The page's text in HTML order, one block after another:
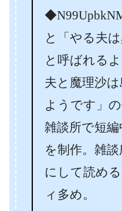
と「やる夫
と呼ばれる
夫と魔理沙
ようです」の
雑談所で短
を制作。雑
にして読め
ィ多め。